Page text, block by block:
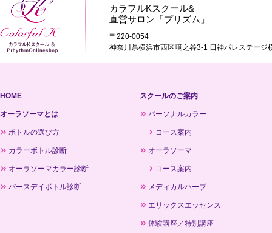
カラフルKスクール&
直営サロン「プリズム」
〒220-0054
神奈川県横浜市西区境之谷3-1 日神パレステージ
HOME
オーラソーマとは
ボトルの選び方
カラーボトル診断
オーラソーマカラー診断
バースデイボトル診断
スクールのご案内
パーソナルカラー
コース案内
オーラソーマ
コース案内
メディカルハーブ
エリックスエッセンス
体験講座／特別講座